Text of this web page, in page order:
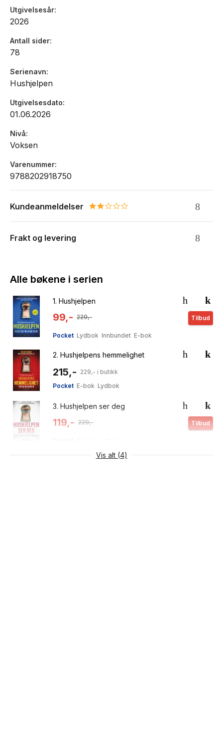
Utgivelsesår
2026
Antall sider
78
Serienavn
Hushjelpen
Utgivelsesdato
01.06.2026
Nivå
Voksen
Varenummer
9788202918750
Kundeanmeldelser 2.0 star rating
Frakt og levering
Alle bøkene i serien
1. Hushjelpen
99,- 229,- Tilbud
Pocket Lydbok Innbundet E-bok
2. Hushjelpens hemmelighet
215,- 229,- i butikk
Pocket E-bok Lydbok
3. Hushjelpen ser deg
119,- 229,- Tilbud
Vis alt (4)